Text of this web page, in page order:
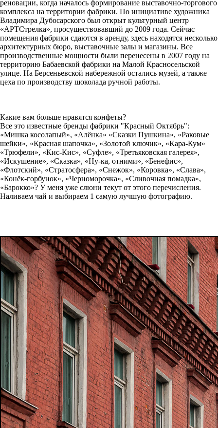
реновации, когда началось формирование выставочно-торгового
комплекса на территории фабрики. По инициативе художника
Владимира Дубосарского был открыт культурный центр
«АРТСтрелка», просуществовавший до 2009 года. Сейчас
помещения фабрики сдаются в аренду, здесь находятся несколько
архитектурных бюро, выставочные залы и магазины. Все
производственные мощности были перенесены в 2007 году на
территорию Бабаевской фабрики на Малой Красносельской
улице. На Берсеньевской набережной остались музей, а также
цеха по производству шоколада ручной работы.
Какие вам больше нравятся конфеты?
Все это известные бренды фабрики "Красный Октябрь":
«Мишка косолапый», «Алёнка» «Сказки Пушкина», «Раковые
шейки», «Красная шапочка», «Золотой ключик», «Кара-Кум»
«Трюфели», «Кис-Кис», «Суфле», «Третьяковская галерея»,
«Искушение», «Сказка», «Ну-ка, отними», «Бенефис»,
«Флотский», «Стратосфера», «Снежок», «Коровка», «Слава»,
«Конёк-горбунок», «Черноморочка», «Сливочная помадка»,
«Барокко»? У меня уже слюни текут от этого перечисления.
Наливаем чай и выбираем 1 самую лучшую фотографию.